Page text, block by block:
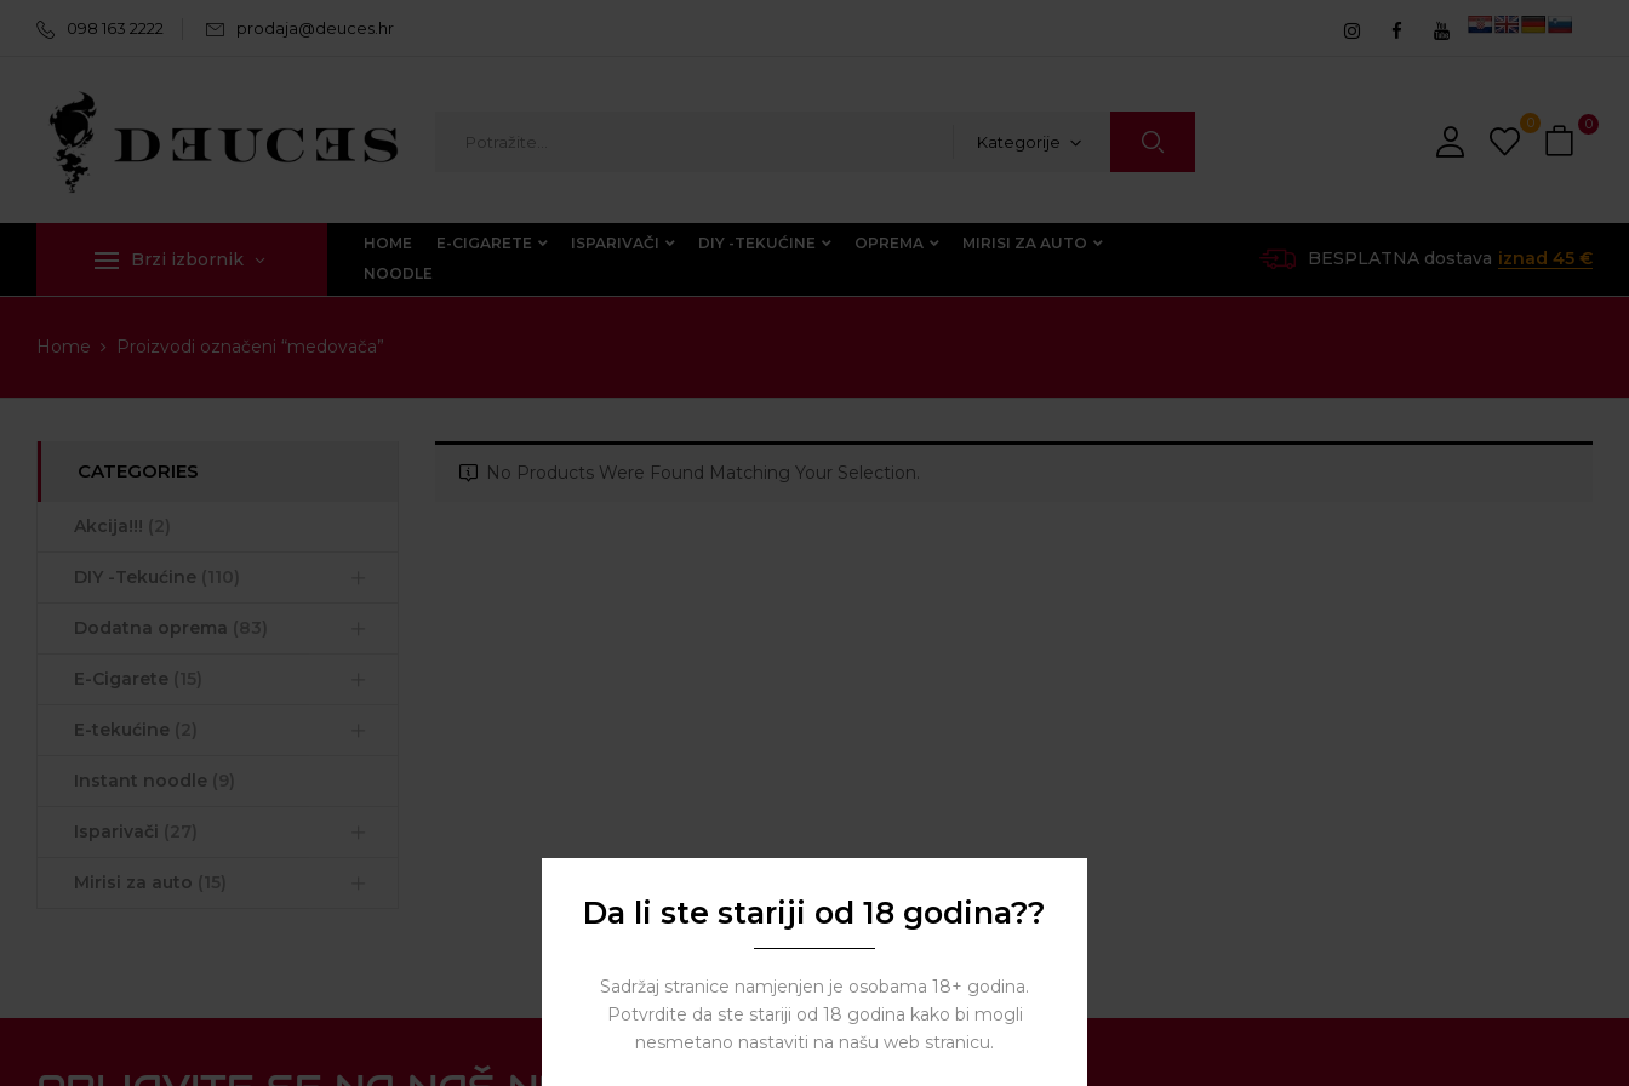
098 163 2222 prodaja@deuces.hr
Kategorije
0 0
Brzi izbornik
HOME E-CIGARETE ISPARIVAČI DIY -TEKUĆINE OPREMA
MIRISI ZA AUTO
NOODLE
BESPLATNA dostava iznad 45 €
Home Proizvodi označeni “medovača”
CATEGORIES
Akcija!!!
DIY -Tekućine
Dodatna oprema
E-Cigarete
E-tekućine
Instant noodle
Isparivači
Mirisi za auto
No Products Were Found Matching Your Selection.
Da li ste stariji od 18 godina??
Sadržaj stranice namjenjen je osobama 18+ godina.
Potvrdite da ste stariji od 18 godina kako bi mogli
nesmetano nastaviti na našu web stranicu.